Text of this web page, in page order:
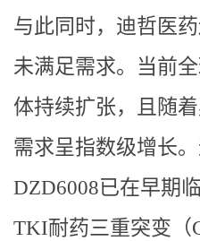
与此同时，迪哲医
未满足需求。当前
体持续扩张，且随
需求呈指数级增长
DZD6008已在早期
TKI耐药三重突变（